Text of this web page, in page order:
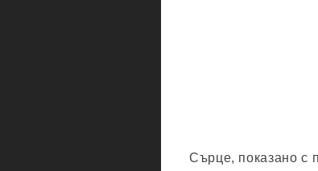
Сърце, показано с